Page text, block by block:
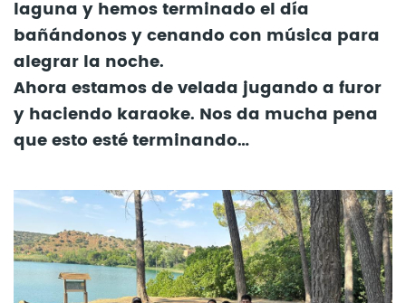
laguna y hemos terminado el día
bañándonos y cenando con música para
alegrar la noche.
Ahora estamos de velada jugando a furor
y haciendo karaoke. Nos da mucha pena
que esto esté terminando…